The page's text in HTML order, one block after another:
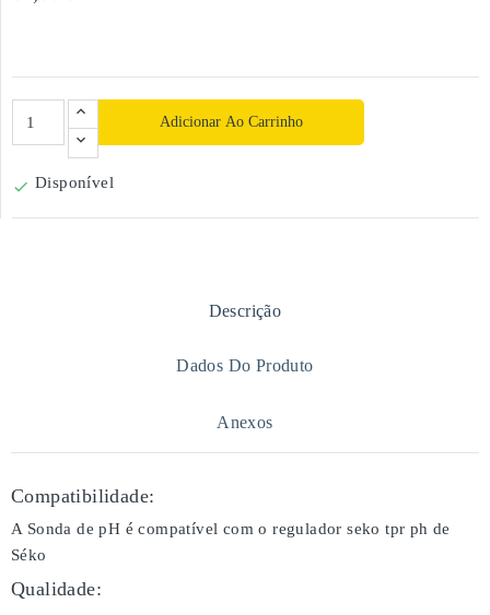
Adicionar Ao Carrinho
 Disponível
Descrição
Dados Do Produto
Anexos
Compatibilidade:
A Sonda de pH é compatível com o regulador seko tpr ph de
Séko
Qualidade: